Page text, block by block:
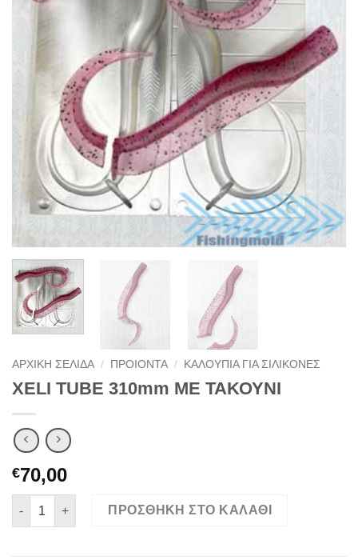
ΑΡΧΙΚΉ ΣΕΛΊΔΑ / ΠΡΟΙΟΝΤΑ / ΚΑΛΟΥΠΙΑ ΓΙΑ ΣΙΛΙΚΟΝΕΣ
XELI TUBE 310mm ΜΕ ΤΑΚΟΥΝΙ
€70,00
XELI TUBE 310mm ΜΕ ΤΑΚΟΥΝΙ ποσότητα
ΠΡΟΣΘΉΚΗ ΣΤΟ ΚΑΛΆΘΙ